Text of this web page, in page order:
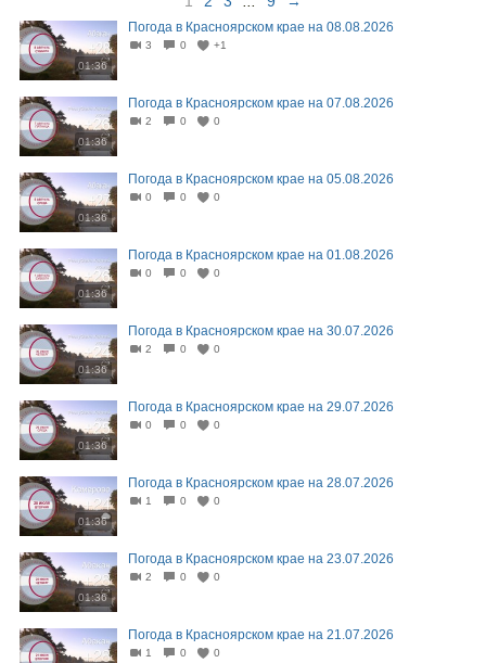
01:36
Погода в Красноярском крае на 08.08.2026
3 0 +1
01:36
Погода в Красноярском крае на 07.08.2026
2 0 0
01:36
Погода в Красноярском крае на 05.08.2026
0 0 0
01:36
Погода в Красноярском крае на 01.08.2026
0 0 0
01:36
Погода в Красноярском крае на 30.07.2026
2 0 0
01:36
Погода в Красноярском крае на 29.07.2026
0 0 0
01:36
Погода в Красноярском крае на 28.07.2026
1 0 0
01:36
Погода в Красноярском крае на 23.07.2026
2 0 0
Погода в Красноярском крае на 21.07.2026
1 0 0